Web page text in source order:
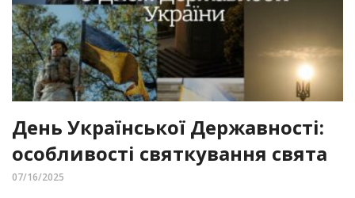
День Української Державності:
особливості святкування свята
07/16/2025